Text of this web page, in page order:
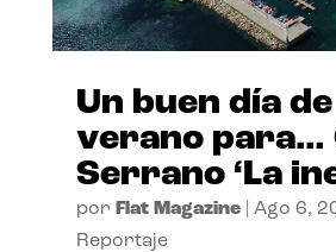
Un buen día de
verano para…
Serrano ‘La
por Flat Magazine| Ago 6,
Reportaje